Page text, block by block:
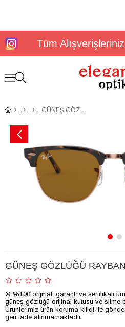
Tüm
GÜNEŞ GÖZLÜĞÜ RAYBAN RB3016 13093349
GÜNEŞ GÖZLÜĞÜ
® %100 orijinal, garanti ve sertifikalı
güneş gözlüğü orijinal kutusu ve silme
Ürünlerimiz ürün koruma kilidi ile
geri iade alınmamaktadır.